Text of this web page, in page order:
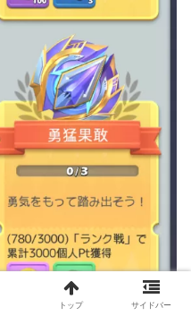
トップ サイドバー